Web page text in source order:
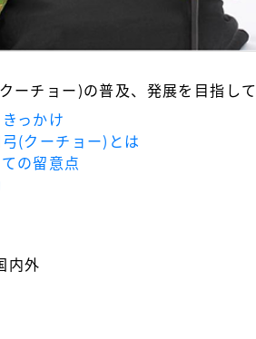
ーチョー)の普及、発展を目指して
っかけ
(クーチョー)とは
の留意点
内外